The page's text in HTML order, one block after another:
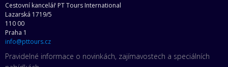
Cestovní kancelář PT Tours International
Lazarská 1719/5
110 00
Praha 1
info@pttours.cz
Pravidelné informace o novinkách, zajímavostech a speciálních